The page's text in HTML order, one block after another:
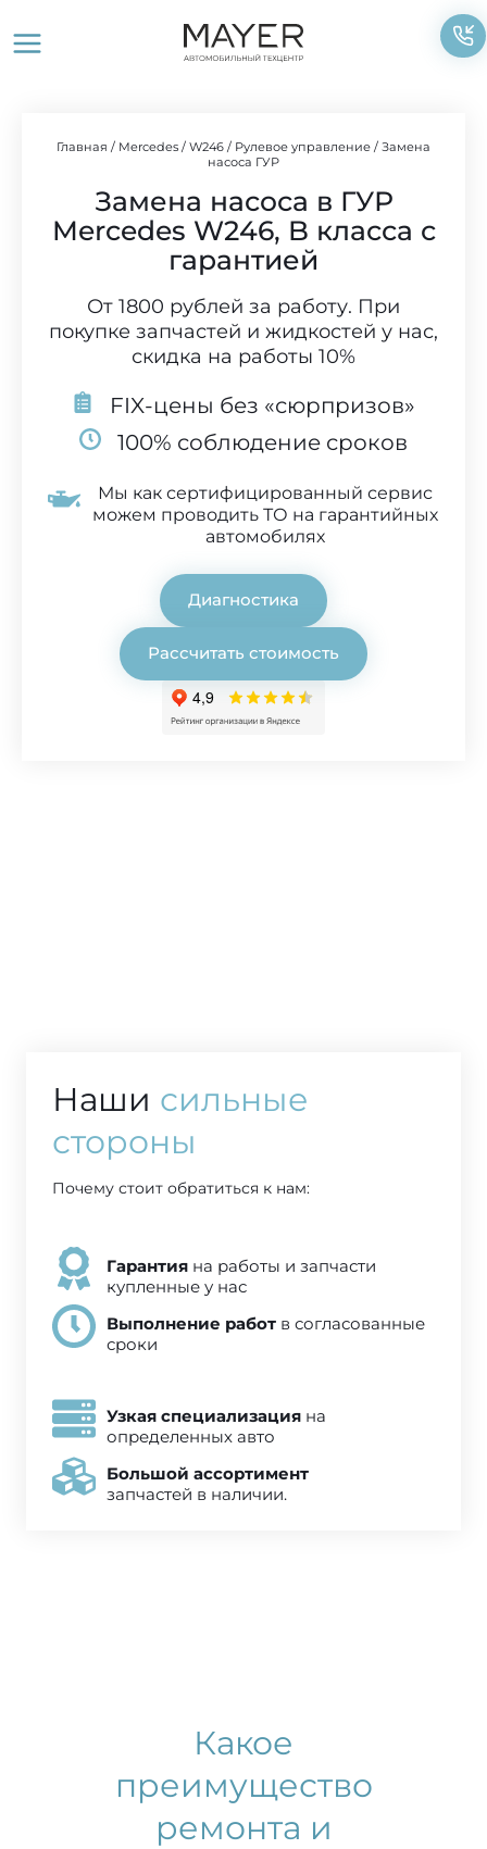
содержимому
Главная / Mercedes / W246 / Рулевое управление / Замена
насоса ГУР
Замена насоса в ГУР
Mercedes W246, B класса с
гарантией
От 1800 рублей за работу. При
покупке запчастей и жидкостей у нас,
скидка на работы 10%
FIX-цены без «сюрпризов»
100% соблюдение сроков
Мы как сертифицированный сервис
можем проводить ТО на гарантийных
автомобилях
Диагностика
Рассчитать стоимость
Наши сильные
стороны
Почему стоит обратиться к нам:
Гарантия на работы и запчасти
купленные у нас
Выполнение работ в согласованные
сроки
Узкая специализация на
определенных авто
Большой ассортимент
запчастей в наличии.
Какое
преимущество
ремонта и